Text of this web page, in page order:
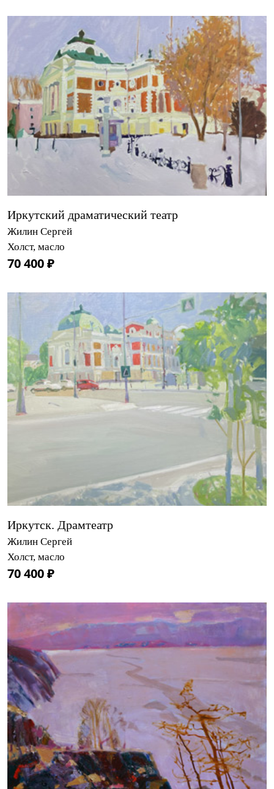
Иркутский драматический театр
Жилин Сергей
Холст, масло
70 400 ₽
Иркутск. Драмтеатр
Жилин Сергей
Холст, масло
70 400 ₽